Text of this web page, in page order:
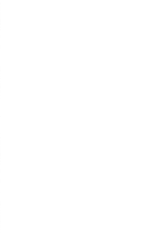
памяти